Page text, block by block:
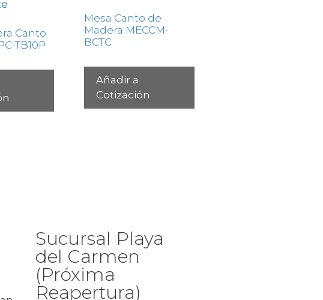
Canto
TB10P
Mesa Canto de
Madera MECCM-
BCTC
Añadir a
Cotización
Sucursal Playa
del Carmen
(Próxima
Reapertura)